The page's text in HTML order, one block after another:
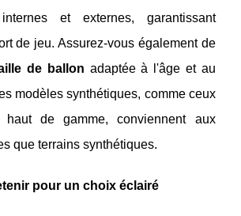
et externes, garantissant
de jeu. Assurez-vous également de
de ballon adaptée à l'âge et au
modèles synthétiques, comme ceux
haut de gamme, conviennent aux
que terrains synthétiques.
pour un choix éclairé